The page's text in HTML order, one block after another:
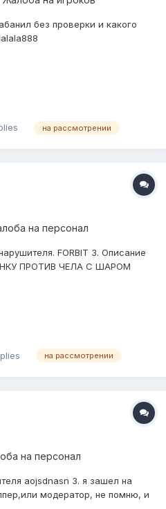
без проверки и какого
на рассмотрении
на персонал
FORBIT 3. Описание
ПРОТИВ ЧЕЛА С ШАРОМ
Я НАЧИНАЮ БРАТЬ
ПАТОМ Я ГОВОРЮ НОРМ
А СОФТА...
на рассмотрении
на персонал
aojsdnasn 3. я зашел на
модератор, не помню, и